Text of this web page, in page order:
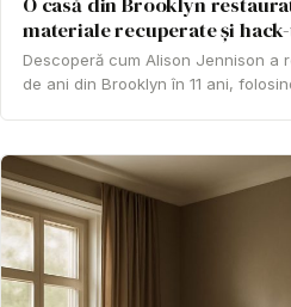
materiale recuperate și
Descoperă cum Alison Jennison a
de ani din Brooklyn în 11 ani,